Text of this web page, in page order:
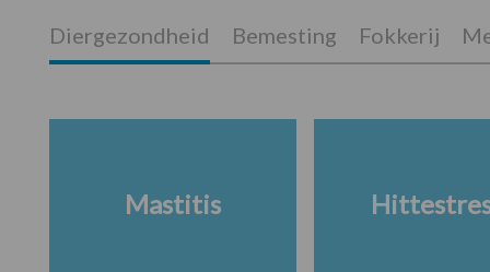
Diergezondheid Bemesting Fokkerij
Mastitis